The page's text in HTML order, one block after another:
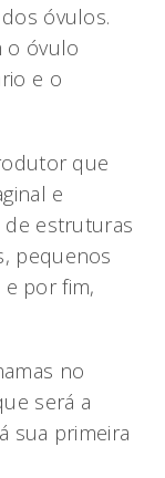
óvulos.
o óvulo
e o
que
e
de estruturas
pequenos
por fim,
no
será a
sua primeira